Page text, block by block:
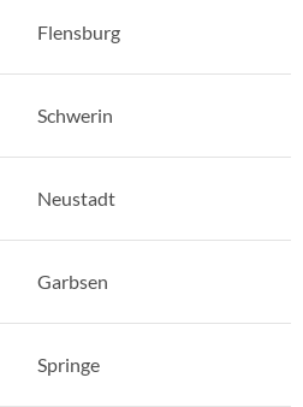
Flensburg
Schwerin
Neustadt
Garbsen
Springe